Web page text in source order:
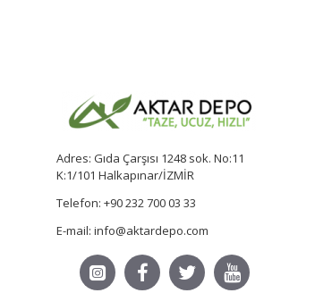
Adres: Gıda Çarşısı 1248 sok. No:11
K:1/101 Halkapınar/İZMİR
Telefon: +90 232 700 03 33
E-mail: info@aktardepo.com